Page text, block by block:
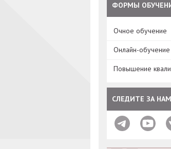
ФОРМЫ
Очное обучение
Онлайн-обучение
Повышение
СЛЕДИТЕ ЗА